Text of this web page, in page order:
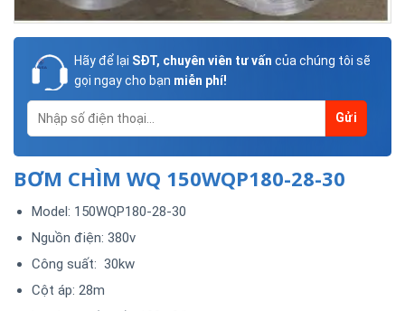
Hãy để lại SĐT, chuyên viên tư vấn của chúng tôi sẽ
gọi ngay cho bạn miễn phí!
BƠM CHÌM WQ 150WQP180-28-30
Model: 150WQP180-28-30
Nguồn điện: 380v
Công suất: 30kw
Cột áp: 28m